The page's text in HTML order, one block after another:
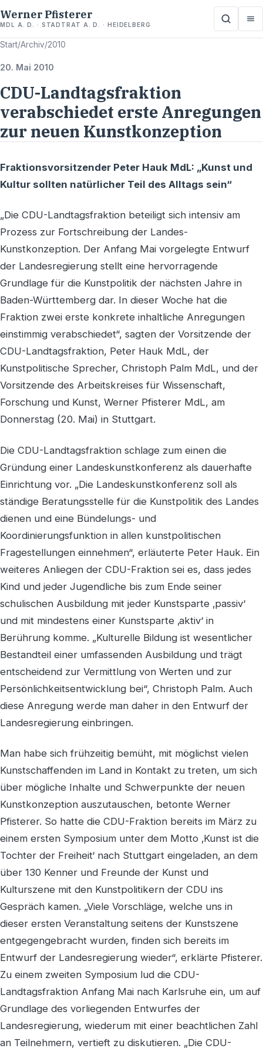
Werner Pfisterer
MDL A. D. · STADTRAT A. D. · HEIDELBERG
Start/Archiv/2010
20. Mai 2010
CDU-Landtagsfraktion
verabschiedet erste Anregungen
zur neuen Kunstkonzeption
Fraktionsvorsitzender Peter Hauk MdL: „Kunst und
Kultur sollten natürlicher Teil des Alltags sein“
„Die CDU-Landtagsfraktion beteiligt sich intensiv am
Prozess zur Fortschreibung der Landes-
Kunstkonzeption. Der Anfang Mai vorgelegte Entwurf
der Landesregierung stellt eine hervorragende
Grundlage für die Kunstpolitik der nächsten Jahre in
Baden-Württemberg dar. In dieser Woche hat die
Fraktion zwei erste konkrete inhaltliche Anregungen
einstimmig verabschiedet“, sagten der Vorsitzende der
CDU-Landtagsfraktion, Peter Hauk MdL, der
Kunstpolitische Sprecher, Christoph Palm MdL, und der
Vorsitzende des Arbeitskreises für Wissenschaft,
Forschung und Kunst, Werner Pfisterer MdL, am
Donnerstag (20. Mai) in Stuttgart.
Die CDU-Landtagsfraktion schlage zum einen die
Gründung einer Landeskunstkonferenz als dauerhafte
Einrichtung vor. „Die Landeskunstkonferenz soll als
ständige Beratungsstelle für die Kunstpolitik des Landes
dienen und eine Bündelungs- und
Koordinierungsfunktion in allen kunstpolitischen
Fragestellungen einnehmen“, erläuterte Peter Hauk. Ein
weiteres Anliegen der CDU-Fraktion sei es, dass jedes
Kind und jeder Jugendliche bis zum Ende seiner
schulischen Ausbildung mit jeder Kunstsparte ‚passiv‘
und mit mindestens einer Kunstsparte ‚aktiv‘ in
Berührung komme. „Kulturelle Bildung ist wesentlicher
Bestandteil einer umfassenden Ausbildung und trägt
entscheidend zur Vermittlung von Werten und zur
Persönlichkeitsentwicklung bei“, Christoph Palm. Auch
diese Anregung werde man daher in den Entwurf der
Landesregierung einbringen.
Man habe sich frühzeitig bemüht, mit möglichst vielen
Kunstschaffenden im Land in Kontakt zu treten, um sich
über mögliche Inhalte und Schwerpunkte der neuen
Kunstkonzeption auszutauschen, betonte Werner
Pfisterer. So hatte die CDU-Fraktion bereits im März zu
einem ersten Symposium unter dem Motto ‚Kunst ist die
Tochter der Freiheit‘ nach Stuttgart eingeladen, an dem
über 130 Kenner und Freunde der Kunst und
Kulturszene mit den Kunstpolitikern der CDU ins
Gespräch kamen. „Viele Vorschläge, welche uns in
dieser ersten Veranstaltung seitens der Kunstszene
entgegengebracht wurden, finden sich bereits im
Entwurf der Landesregierung wieder“, erklärte Pfisterer.
Zu einem zweiten Symposium lud die CDU-
Landtagsfraktion Anfang Mai nach Karlsruhe ein, um auf
Grundlage des vorliegenden Entwurfes der
Landesregierung, wiederum mit einer beachtlichen Zahl
an Teilnehmern, vertieft zu diskutieren. „Die CDU-